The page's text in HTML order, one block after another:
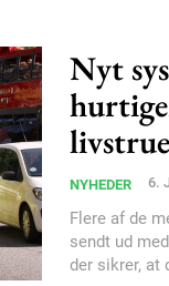
Nyt
NYHEDER 6.
Flere af de
sendt ud
der sikrer, at